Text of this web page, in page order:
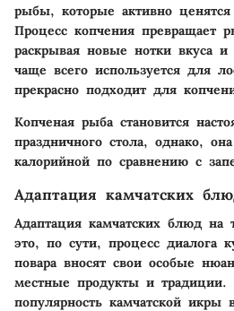
рыбы, которые активно
Процесс копчения превращает
раскрывая новые нотки вкуса и
чаще всего используется для
прекрасно подходит для
Копченая рыба становится
праздничного стола, однако,
калорийной по сравнению с
Адаптация камчатских
Адаптация камчатских блюд на
это, по сути, процесс диалога
повара вносят свои особые
местные продукты и традиции.
популярность камчатской икры